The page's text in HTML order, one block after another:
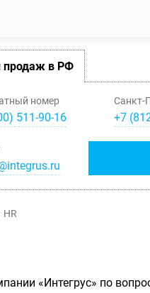
продаж в РФ
номер
511-90-16
Санкт-
+7(
HR
«Интегрус» по